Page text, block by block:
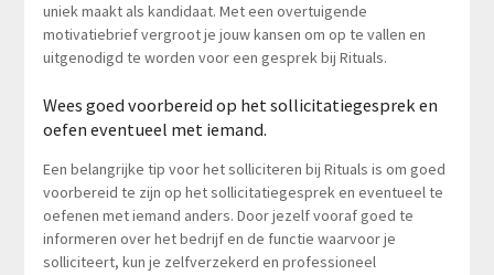
uniek maakt als kandidaat. Met een overtuigende
motivatiebrief vergroot je jouw kansen om op te vallen en
uitgenodigd te worden voor een gesprek bij Rituals.
Wees goed voorbereid op het sollicitatiegesprek en
oefen eventueel met iemand.
Een belangrijke tip voor het solliciteren bij Rituals is om goed
voorbereid te zijn op het sollicitatiegesprek en eventueel te
oefenen met iemand anders. Door jezelf vooraf goed te
informeren over het bedrijf en de functie waarvoor je
solliciteert, kun je zelfverzekerd en professioneel